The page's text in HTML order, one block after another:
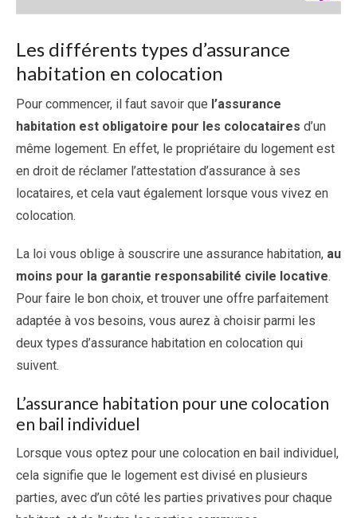
Les différents types d’assurance
habitation en colocation
Pour commencer, il faut savoir que l’assurance
habitation est obligatoire pour les colocataires d’un
même logement. En effet, le propriétaire du logement est
en droit de réclamer l’attestation d’assurance à ses
locataires, et cela vaut également lorsque vous vivez en
colocation.
La loi vous oblige à souscrire une assurance habitation, au
moins pour la garantie responsabilité civile locative.
Pour faire le bon choix, et trouver une offre parfaitement
adaptée à vos besoins, vous aurez à choisir parmi les
deux types d’assurance habitation en colocation qui
suivent.
L’assurance habitation pour une colocation
en bail individuel
Lorsque vous optez pour une colocation en bail individuel,
cela signifie que le logement est divisé en plusieurs
parties, avec d’un côté les parties privatives pour chaque